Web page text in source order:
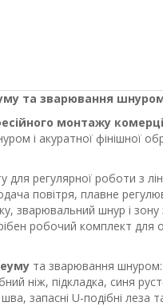
та зварювання
монтажу
і акуратної фінішної
регулярної роботи з
повітря, плавне
зварювальний шнур і зону
робочий комплект для
та зварювання шнуром:
ніж, підкладка, синя
запасні U-подібні леза